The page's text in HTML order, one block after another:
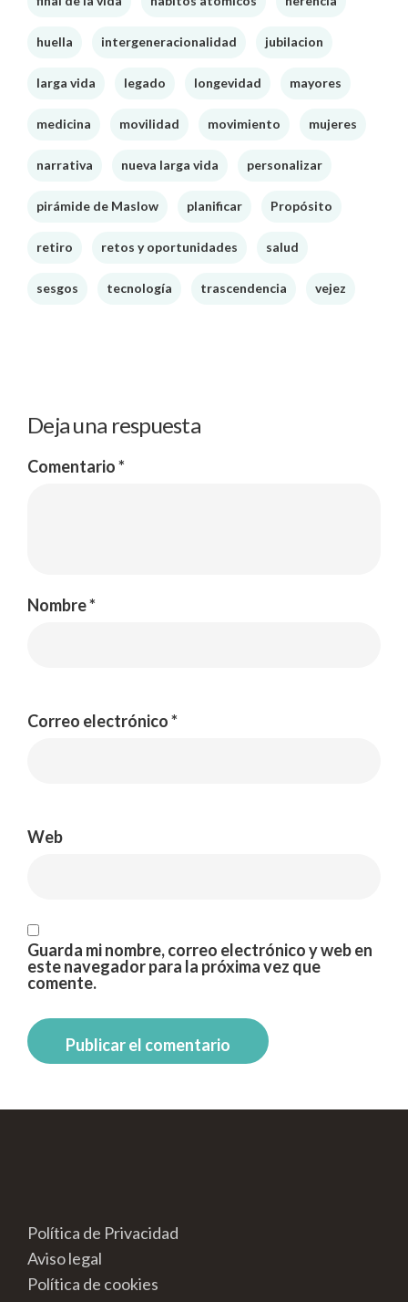
huella intergeneracionalidad jubilacion
larga vida legado longevidad mayores
medicina movilidad movimiento mujeres
narrativa nueva larga vida personalizar
pirámide de Maslow planificar Propósito
retiro retos y oportunidades salud
sesgos tecnología trascendencia vejez
Deja una respuesta
Comentario*
Nombre*
Correo electrónico*
Web
Guarda mi nombre, correo electrónico y web en
este navegador para la próxima vez que
comente.
Política de Privacidad
Aviso legal
Política de cookies